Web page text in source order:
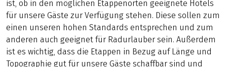
ist, ob in den möglichen Etappenorten geeignete Hotels
für unsere Gäste zur Verfügung stehen. Diese sollen zum
einen unseren hohen Standards entsprechen und zum
anderen auch geeignet für Radurlauber sein. Außerdem
ist es wichtig, dass die Etappen in Bezug auf Länge und
Topographie gut für unsere Gäste schaffbar sind und